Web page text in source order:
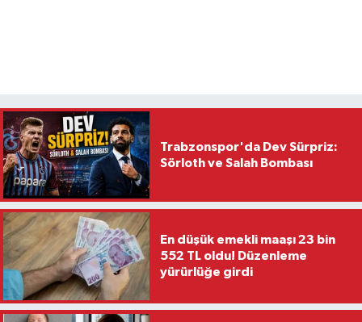
Trabzonspor'da Dev Sürpriz:
Sörloth ve Salah Bombası
En düşük emekli maaşı 23 bin
552 TL oldu! Düzenleme
yürürlüğe girdi